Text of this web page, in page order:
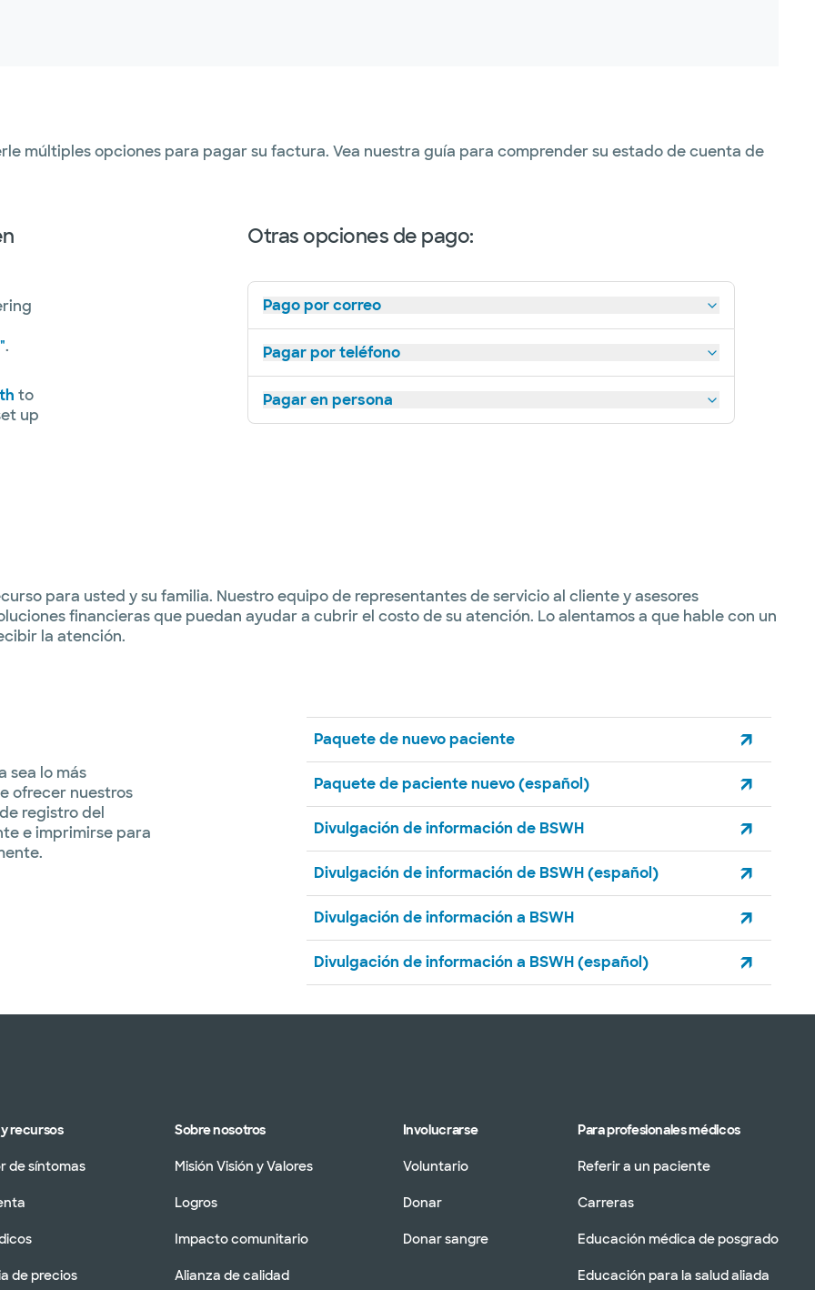
múltiples opciones para pagar su factura. Vea nuestra guía para comprender su estado de cuenta de
.
to
up
Otras opciones de pago:
Pago por correo
Pagar por teléfono
Pagar en persona
para usted y su familia. Nuestro equipo de representantes de servicio al cliente y asesores
financieras que puedan ayudar a cubrir el costo de su atención. Lo alentamos a que hable con un
la atención.
sea lo más
ofrecer nuestros
registro del
e imprimirse para
Paquete de nuevo paciente
Paquete de paciente nuevo (español)
Divulgación de información de BSWH
Divulgación de información de BSWH (español)
Divulgación de información a BSWH
Divulgación de información a BSWH (español)
recursos
de síntomas
de precios
Sobre nosotros
Misión Visión y Valores
Logros
Impacto comunitario
Alianza de calidad
Involucrarse
Voluntario
Donar
Donar sangre
Para profesionales médicos
Referir a un paciente
Carreras
Educación médica de posgrado
Educación para la salud aliada